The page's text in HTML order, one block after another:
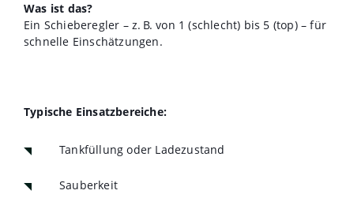
Was ist das?
Ein Schieberegler – z. B. von 1 (schlecht) bis 5 (top) – für
schnelle Einschätzungen.
Typische Einsatzbereiche:
Tankfüllung oder Ladezustand
Sauberkeit